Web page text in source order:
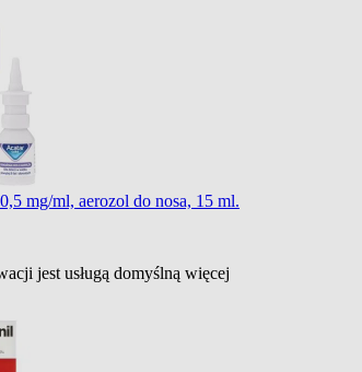
mg/ml, aerozol do nosa, 15 ml.
jest usługą domyślną więcej